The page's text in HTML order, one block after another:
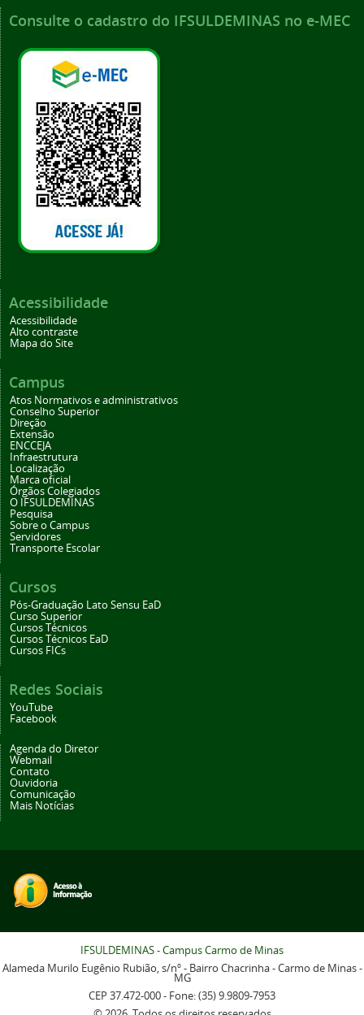
Consulte o cadastro do IFSULDEMINAS no e-MEC
Acessibilidade
Acessibilidade
Alto contraste
Mapa do Site
Campus
Atos Normativos e administrativos
Conselho Superior
Direção
Extensão
ENCCEJA
Infraestrutura
Localização
Marca oficial
Órgãos Colegiados
O IFSULDEMINAS
Pesquisa
Sobre o Campus
Servidores
Transporte Escolar
Cursos
Pós-Graduação Lato Sensu EaD
Curso Superior
Cursos Técnicos
Cursos Técnicos EaD
Cursos FICs
Redes Sociais
YouTube
Facebook
Agenda do Diretor
Webmail
Contato
Ouvidoria
Comunicação
Mais Notícias
IFSULDEMINAS - Campus Carmo de Minas
Alameda Murilo Eugênio Rubião, s/nº - Bairro Chacrinha - Carmo de Minas -
MG
CEP 37.472-000 - Fone: (35) 9.9809-7953